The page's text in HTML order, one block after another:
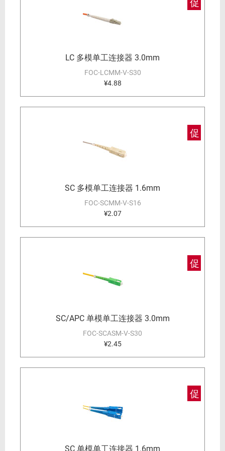
LC 多模单工连接器 3.0mm
FOC-LCMM-V-S30
¥4.88
促
SC 多模单工连接器 1.6mm
FOC-SCMM-V-S16
¥2.07
促
SC/APC 单模单工连接器 3.0mm
FOC-SCASM-V-S30
¥2.45
促
SC 单模单工连接器 1.6mm